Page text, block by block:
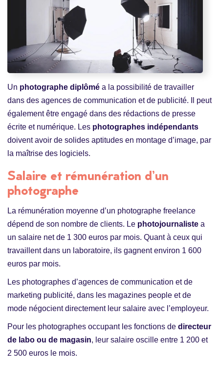
Un photographe diplômé a la possibilité de travailler
dans des agences de communication et de publicité. Il peut
également être engagé dans des rédactions de presse
écrite et numérique. Les photographes indépendants
doivent avoir de solides aptitudes en montage d’image, par
la maîtrise des logiciels.
Salaire et rémunération d’un
photographe
La rémunération moyenne d’un photographe freelance
dépend de son nombre de clients. Le photojournaliste a
un salaire net de 1 300 euros par mois. Quant à ceux qui
travaillent dans un laboratoire, ils gagnent environ 1 600
euros par mois.
Les photographes d’agences de communication et de
marketing publicité, dans les magazines people et de
mode négocient directement leur salaire avec l’employeur.
Pour les photographes occupant les fonctions de directeur
de labo ou de magasin, leur salaire oscille entre 1 200 et
2 500 euros le mois.